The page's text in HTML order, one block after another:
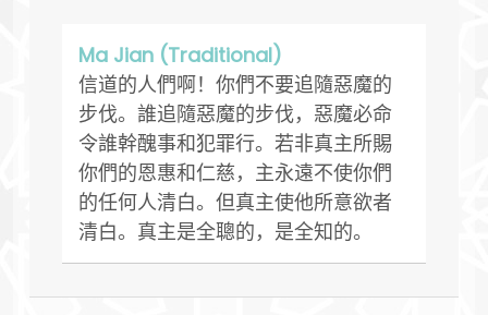
Ma Jian (Traditional)
信道的人們啊！你們不要追隨惡魔的
步伐。誰追隨惡魔的步伐，惡魔必命
令誰幹醜事和犯罪行。若非真主所賜
你們的恩惠和仁慈，主永遠不使你們
的任何人清白。但真主使他所意欲者
清白。真主是全聰的，是全知的。